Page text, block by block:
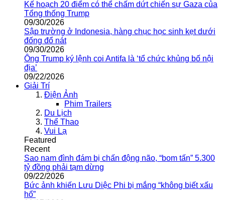
Kế hoạch 20 điểm có thể chấm dứt chiến sự Gaza của
Tổng thống Trump
09/30/2026
Sập trường ở Indonesia, hàng chục học sinh kẹt dưới
đống đổ nát
09/30/2026
Ông Trump ký lệnh coi Antifa là ‘tổ chức khủng bố nội
địa’
09/22/2026
Giải Trí
Điện Ảnh
Phim Trailers
Du Lịch
Thể Thao
Vui Lạ
Featured
Recent
Sao nam đình đám bị chấn động não, “bom tấn” 5.300
tỷ đồng phải tạm dừng
09/22/2026
Bức ảnh khiến Lưu Diệc Phi bị mắng “không biết xấu
hổ”